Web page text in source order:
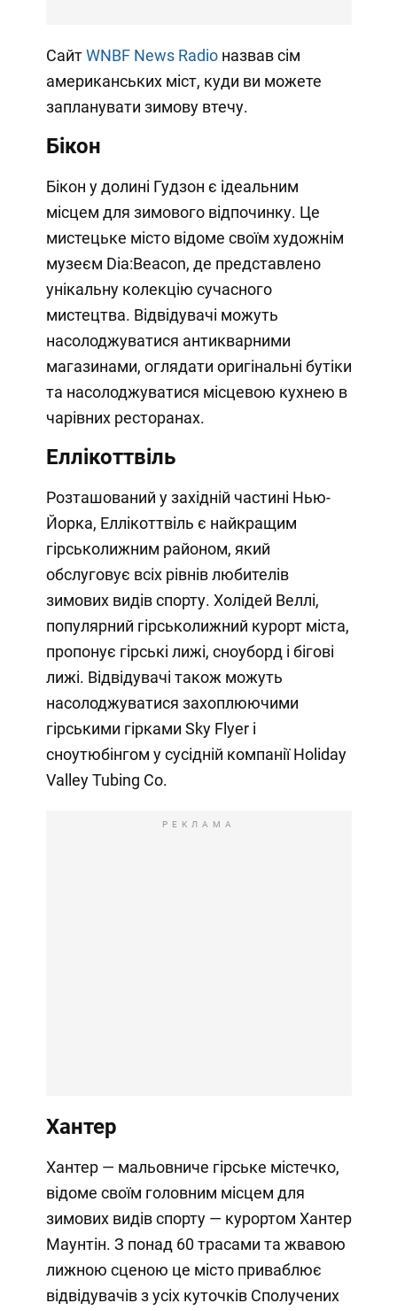
СайтWNBF News Radioназвав сім
американських міст, куди ви можете
запланувати зимову втечу.
Бікон
Бікон у долині Гудзон є ідеальним
місцем для зимового відпочинку. Це
мистецьке місто відоме своїм художнім
музеєм Dia:Beacon, де представлено
унікальну колекцію сучасного
мистецтва. Відвідувачі можуть
насолоджуватися антикварними
магазинами, оглядати оригінальні бутіки
та насолоджуватися місцевою кухнею в
чарівних ресторанах.
Еллікоттвіль
Розташований у західній частині Нью-
Йорка, Еллікоттвіль є найкращим
гірськолижним районом, який
обслуговує всіх рівнів любителів
зимових видів спорту. Холідей Веллі,
популярний гірськолижний курорт міста,
пропонує гірські лижі, сноуборд і бігові
лижі. Відвідувачі також можуть
насолоджуватися захоплюючими
гірськими гірками Sky Flyer і
сноутюбінгом у сусідній компанії Holiday
Valley Tubing Co.
РЕКЛАМА
Хантер
Хантер — мальовниче гірське містечко,
відоме своїм головним місцем для
зимових видів спорту — курортом Хантер
Маунтін. З понад 60 трасами та жвавою
лижною сценою це місто приваблює
відвідувачів з усіх куточків Сполучених